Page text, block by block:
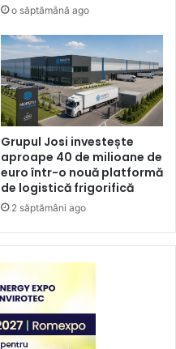
o săptămână ago
Grupul Josi investește
aproape 40 de milioane de
euro într-o nouă platformă
de logistică frigorifică
2 săptămâni ago